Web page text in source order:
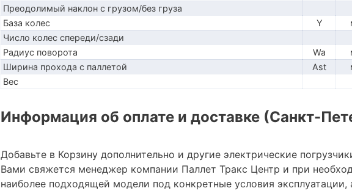
Преодолимый наклон с грузом/без груза
База колес
Y
Число колес спереди/сзади
Радиус поворота
Wa
Ширина прохода с паллетой
Ast
Вес
Информация об оплате и доставке (Санкт-
Добавьте в Корзину дополнительно и другие электрические
Вами свяжется менеджер компании Паллет Тракс Центр и при
наиболее подходящей модели под конкретные условия эксплуатации,